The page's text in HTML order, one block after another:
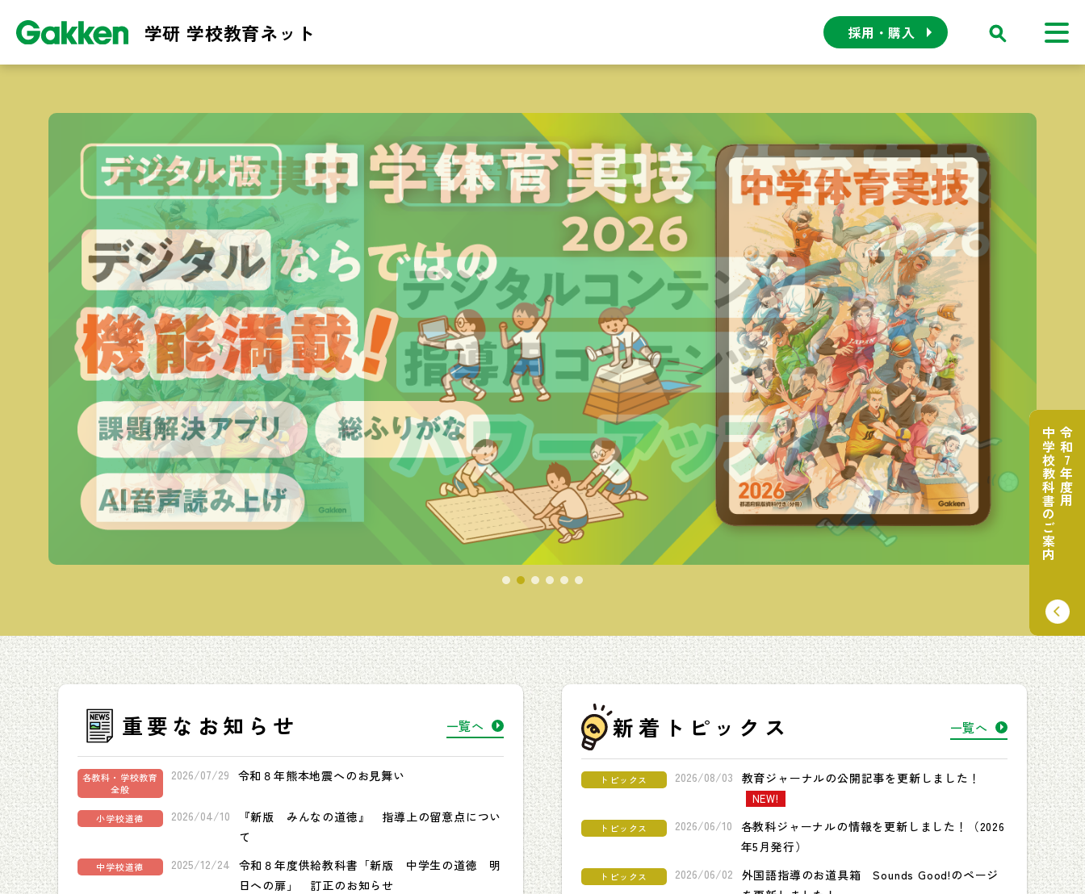
学研 学校教育ネット 採用・購入
令和7年度用
中学校教科書のご案内
重要なお知らせ 一覧へ
各教科・学校教育
全般
2026/07/29 令和８年熊本地震へのお見舞い
小学校道徳 2026/04/10
『新版 みんなの道徳』 指導上の留意点につい
て
中学校道徳 2025/12/24 令和８年度供給教科書「新版 中学生の道徳 明
日への扉」 訂正のお知らせ
新着トピックス 一覧へ
トピックス 2026/08/03 教育ジャーナルの公開記事を更新しました！
NEW!
トピックス 2026/06/10 各教科ジャーナルの情報を更新しました！（2026
年5月発行）
トピックス 2026/06/02 外国語指導のお道具箱 Sounds Good!のページ